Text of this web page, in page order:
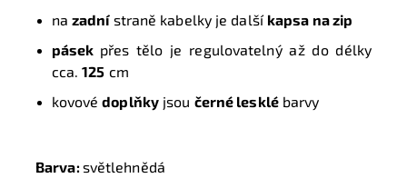
na zadnístraně kabelky je další kapsa na zip
pásek přes tělo je regulovatelný až do délky
cca.125 cm
kovovédoplňky jsou černé lesklébarvy
Barva:světlehnědá